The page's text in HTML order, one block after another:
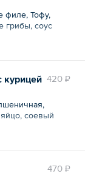
филе, Тофу,
грибы, соус
420 ₽
курицей
соевый
470 ₽